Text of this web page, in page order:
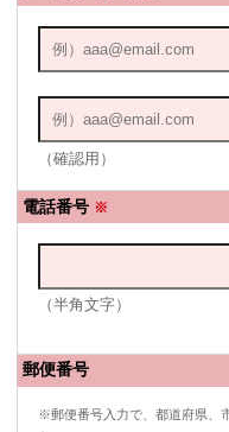
（確認用）
電話番号 ※
（半角文字）
郵便番号
※郵便番号入力で、都道府県、